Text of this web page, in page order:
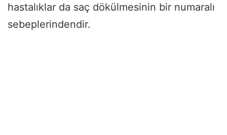
hastalıklar da saç dökülmesinin bir numaralı
sebeplerindendir.